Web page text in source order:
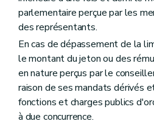
parlementaire perçue par les
des représentants.
En cas de dépassement de la
le montant du jeton ou des
en nature perçus par le
raison de ses mandats dérivés
fonctions et charges publics
à due concurrence.